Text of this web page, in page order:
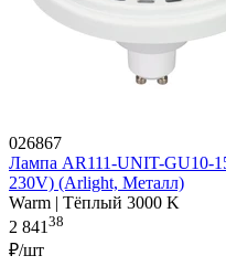
026867
Лампа AR111-UNIT-GU10-
230V) (Arlight, Металл)
Warm | Тёплый 3000 K
2 841 38
₽/шт